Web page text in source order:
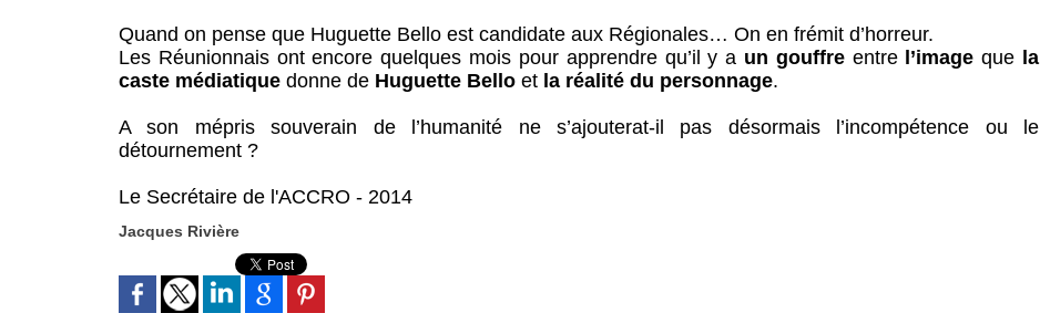
Quand on pense que Huguette Bello est candidate aux Régionales… On en frémit d’horreur.
Les Réunionnais ont encore quelques mois pour apprendre qu’il y a un gouffreentre l’image que la
caste médiatique donne de Huguette Bello et la réalité du personnage.
A son mépris souverain de l’humanité ne s’ajouterat-il pas désormais l’incompétence ou le
détournement ?
Le Secrétaire de l'ACCRO - 2014
Jacques Rivière